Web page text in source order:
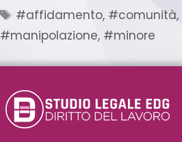
#affidamento, #comunità,
#manipolazione, #minore